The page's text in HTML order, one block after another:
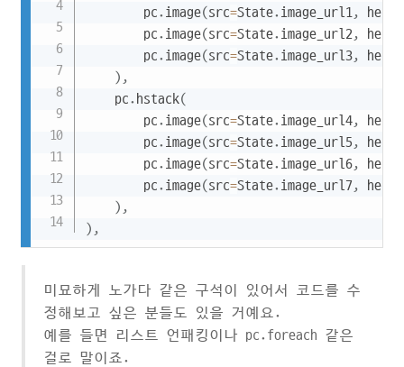
        pc
. image(src=State. image_url1,
        pc
. image(src=State. image_url2,
        pc
. image(src=State. image_url3,
) ,
    pc
. hstack(
        pc
. image(src=State. image_url4,
        pc
. image(src=State. image_url5 ,
        pc
. image(src=State. image_url6,
        pc
. image(src=State. image_url7 ,
) ,
) ,
미묘하게 노가다 같은 구석이 있어서 코드를 수
정해보고 싶은 분들도 있을 거예요.
예를 들면 리스트 언패킹이나 pc.foreach 같은
걸로 말이죠.